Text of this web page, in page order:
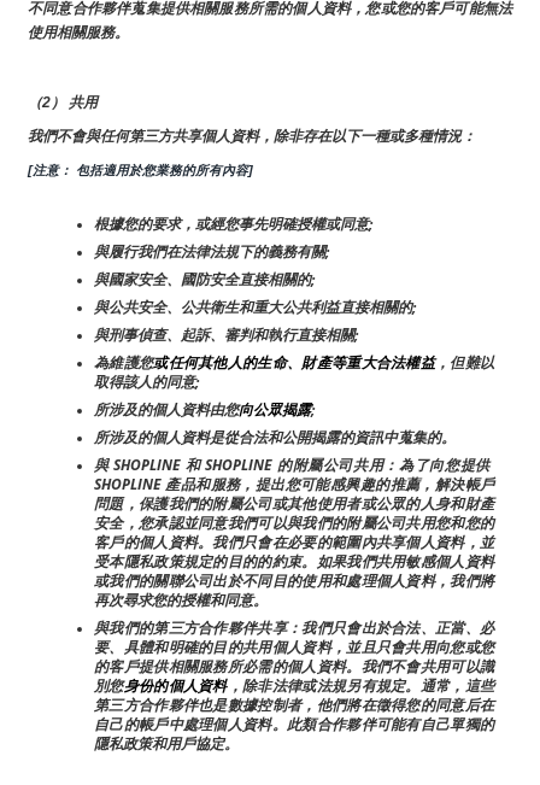
不同意合作夥伴蒐集提供相關服務所需的個人資料，您或您的客戶可能無法
使用相關服務。
（2） 共用
我們不會與任何第三方共享個人資料，除非存在以下一種或多種情況：
[注意： 包括適用於您業務的所有內容]
根據您的要求，或經您事先明確授權或同意;
與履行我們在法律法規下的義務有關;
與國家安全、國防安全直接相關的;
與公共安全、公共衛生和重大公共利益直接相關的;
與刑事偵查、起訴、審判和執行直接相關;
為維護您或任何其他人的生命、財產等重大合法權益，但難以
取得該人的同意;
所涉及的個人資料由您向公眾揭露;
所涉及的個人資料是從合法和公開揭露的資訊中蒐集的。
與 SHOPLINE 和 SHOPLINE 的附屬公司共用：為了向您提供
SHOPLINE 產品和服務，提出您可能感興趣的推薦，解決帳戶
問題，保護我們的附屬公司或其他使用者或公眾的人身和財產
安全，您承認並同意我們可以與我們的附屬公司共用您和您的
客戶的個人資料。我們只會在必要的範圍內共享個人資料，並
受本隱私政策規定的目的的約束。如果我們共用敏感個人資料
或我們的關聯公司出於不同目的使用和處理個人資料，我們將
再次尋求您的授權和同意。
與我們的第三方合作夥伴共享：我們只會出於合法、正當、必
要、具體和明確的目的共用個人資料，並且只會共用向您或您
的客戶提供相關服務所必需的個人資料。我們不會共用可以識
別您身份的個人資料，除非法律或法規另有規定。通常，這些
第三方合作夥伴也是數據控制者，他們將在徵得您的同意后在
自己的帳戶中處理個人資料。此類合作夥伴可能有自己單獨的
隱私政策和用戶協定。